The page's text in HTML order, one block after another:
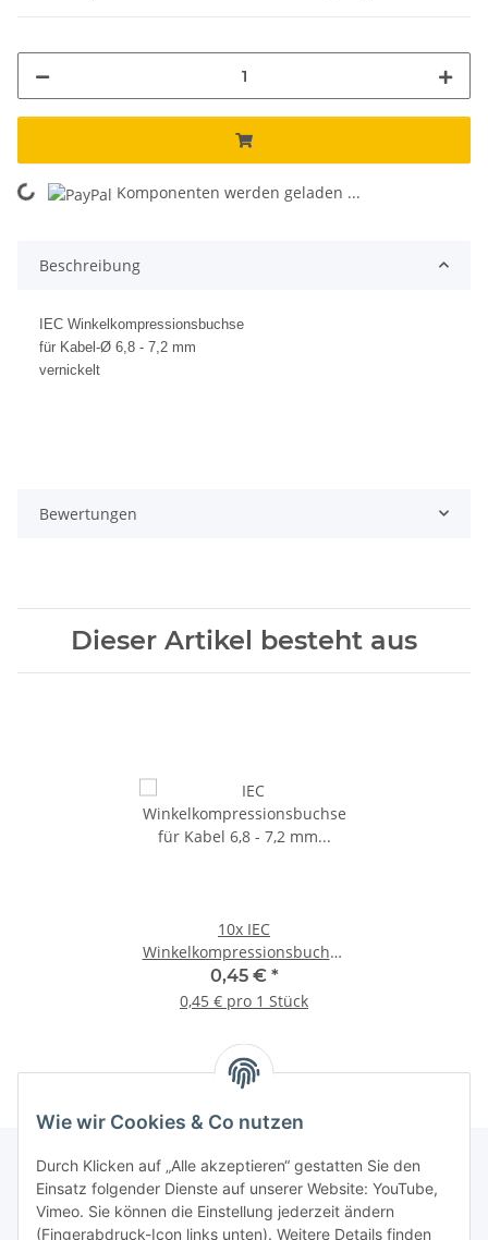
Wie wir Cookies & Co nutzen
Durch Klicken auf „Alle akzeptieren“ gestatten Sie den
Einsatz folgender Dienste auf unserer Website: YouTube,
Vimeo. Sie können die Einstellung jederzeit ändern
(Fingerabdruck-Icon links unten). Weitere Details finden
Loading... Komponenten werden geladen ...
Beschreibung
IEC Winkelkompressionsbuchse
für Kabel-Ø 6,8 - 7,2 mm
vernickelt
Bewertungen
Dieser Artikel besteht aus
10x IEC
Winkelkompressionsbuchse
für Kabel 6,8 - 7,2 mm
vernickelt
0,45 € *
0,45 € pro 1 Stück
Informationen